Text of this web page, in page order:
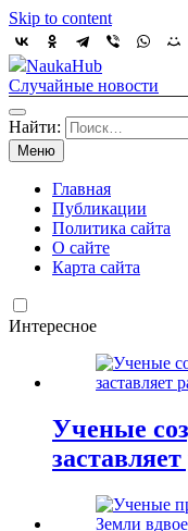
Skip to content
NaukaHub
Случайные новости
Найти:
Меню
Главная
Публикации
Политика сайта
О сайте
Карта сайта
Интересное
Ученые